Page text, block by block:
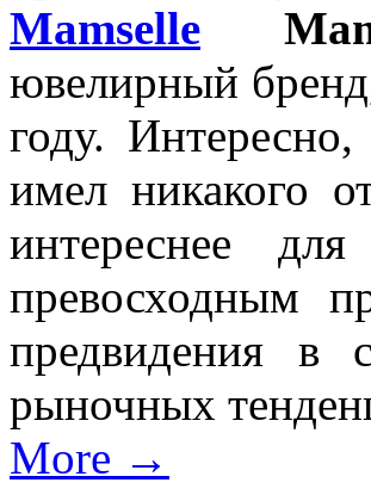
ювелирный
году.
имел никакого
интереснее
превосходным
предвидения в
рыночных
More →